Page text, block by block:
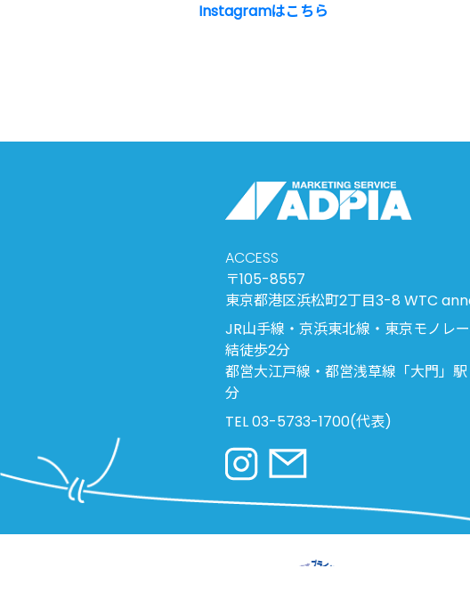
Instagramはこちら
ACCESS
〒105-8557
東京都港区浜松町2丁目3-8 WTC
JR山手線・京浜東北線・東京モノレ
結徒歩2分
都営大江戸線・都営浅草線「大門」
分
TEL 03-5733-1700(代表)